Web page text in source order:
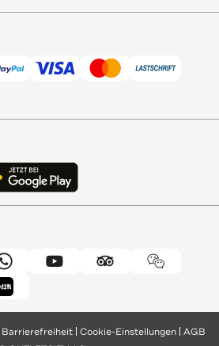
Barrierefreiheit Cookie-Einstellungen AGB